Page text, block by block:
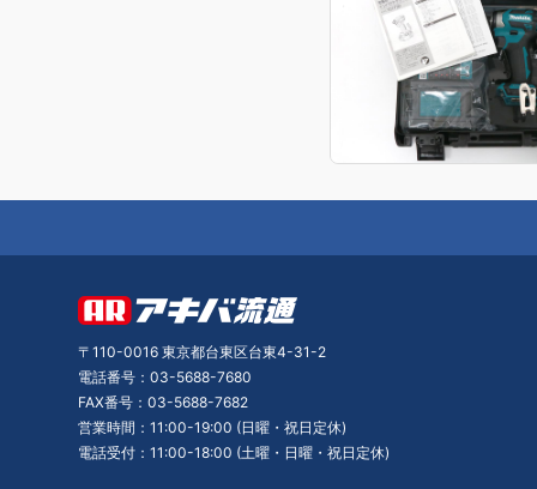
〒110-0016 東京都台東区台東4-31-2
電話番号：03-5688-7680
FAX番号：03-5688-7682
営業時間：11:00-19:00 (日曜・祝日定休)
電話受付：11:00-18:00 (土曜・日曜・祝日定休)